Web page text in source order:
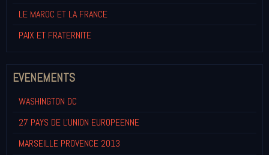
LE MAROC ET LA FRANCE
PAIX ET FRATERNITE
EVENEMENTS
WASHINGTON DC
27 PAYS DE L'UNION EUROPEENNE
MARSEILLE PROVENCE 2013